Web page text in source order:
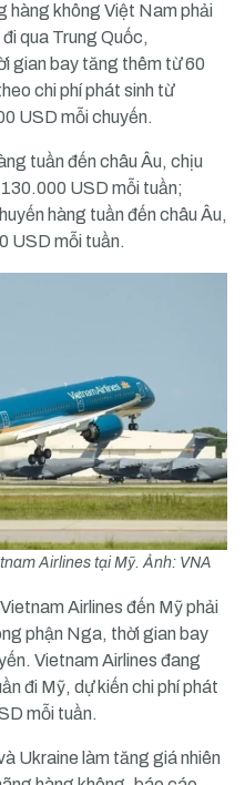
hàng không Việt Nam phải
qua Trung Quốc,
gian bay tăng thêm từ 60
chi phí phát sinh từ
USD mỗi chuyến.
tuần đến châu Âu, chịu
USD mỗi tuần;
hàng tuần đến châu Âu,
USD mỗi tuần.
Airlines tại Mỹ. Ảnh: VNA
Airlines đến Mỹ phải
phận Nga, thời gian bay
Vietnam Airlines đang
đi Mỹ, dự kiến chi phí phát
mỗi tuần.
Ukraine làm tăng giá nhiên